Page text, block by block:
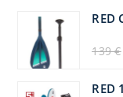
RED
139€
RED